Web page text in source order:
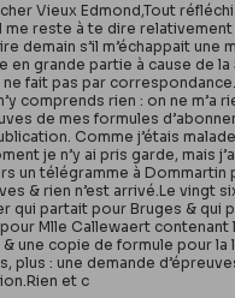
Vieux Edmond,Tout
me reste à te dire relativement
demain s’il m’échappait une
en grande partie à cause de la
ne fait pas par
comprends rien : on ne m’a
de mes formules
Comme j’étais
je n’y ai pris garde, mais
un télégramme à Dommartin
& rien n’est arrivé.Le vingt
qui partait pour Bruges & qui
Mlle Callewaert contenant
une copie de formule pour la
plus : une demande
et c